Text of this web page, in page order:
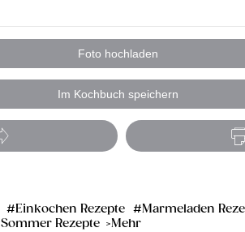
Foto hochladen
Im Kochbuch speichern
Einkochen Rezepte
Marmeladen
Sommer Rezepte Mehr